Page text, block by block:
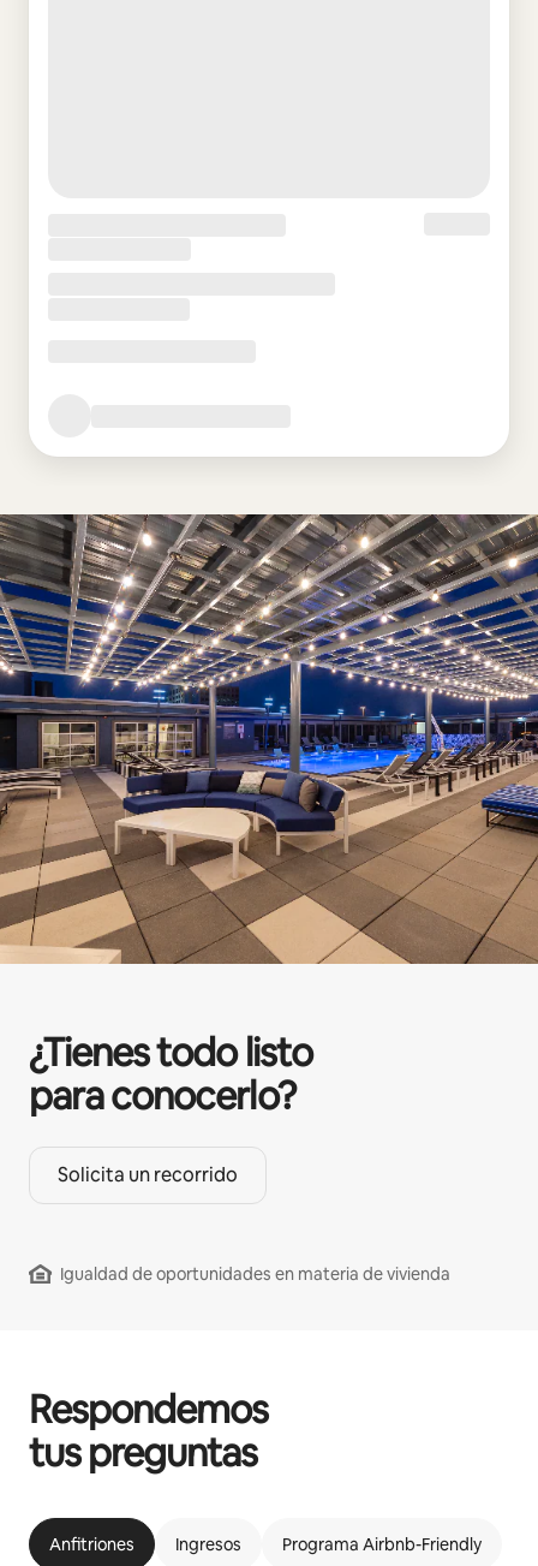
¿Tienes todo listo
para conocerlo?
Solicita un recorrido
Igualdad de oportunidades en materia de vivienda
Respondemos
tus preguntas
Anfitriones Ingresos Programa Airbnb-Friendly